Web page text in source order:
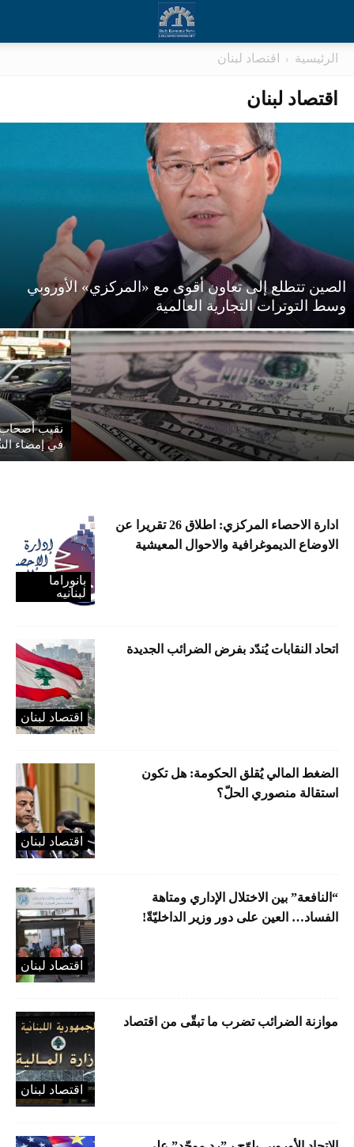
الرئيسية اقتصاد لبنان
اقتصاد لبنان
الصين تتطلع إلى تعاون أقوى مع «المركزي» الأوروبي
وسط التوترات التجارية العالمية
نقيب أصحاب
في إمضاء
بانوراما
لبنانیه
ادارة الاحصاء المركزي: اطلاق 26 تقريرا عن
الاوضاع الديموغرافية والاحوال المعيشية
اقتصاد لبنان
اتحاد النقابات يُندّد بفرض الضرائب الجديدة
اقتصاد لبنان
الضغط المالي يُقلق الحكومة: هل تكون
استقالة منصوري الحلّ؟
اقتصاد لبنان
“النافعة” بين الاختلال الإداري ومتاهة
الفساد… العين على دور وزير الداخليّةّ!
اقتصاد لبنان
موازنة الضرائب تضرب ما تبقّى من اقتصاد